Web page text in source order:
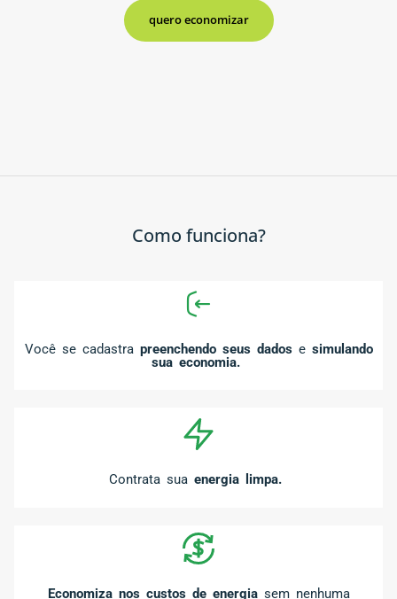
quero economizar
Como funciona?
Você se cadastra preenchendo seus dadose simulando
sua economia.
Contrata sua energia limpa.
Economiza nos custos de energia sem nenhuma